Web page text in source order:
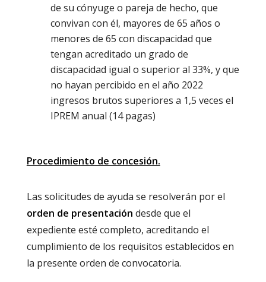
de su cónyuge o pareja de hecho, que
convivan con él, mayores de 65 años o
menores de 65 con discapacidad que
tengan acreditado un grado de
discapacidad igual o superior al 33%, y que
no hayan percibido en el año 2022
ingresos brutos superiores a 1,5 veces el
IPREM anual (14 pagas)
Procedimiento de concesión.
Las solicitudes de ayuda se resolverán por el
orden de presentación desde que el
expediente esté completo, acreditando el
cumplimiento de los requisitos establecidos en
la presente orden de convocatoria.